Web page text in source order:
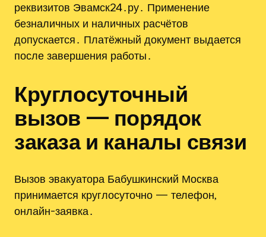
реквизитов Эвамск24․ру․ Применение
безналичных и наличных расчётов
допускается․ Платёжный документ выдается
после завершения работы․
Круглосуточный
вызов — порядок
заказа и каналы связи
Вызов эвакуатора Бабушкинский Москва
принимается круглосуточно — телефон,
онлайн-заявка․